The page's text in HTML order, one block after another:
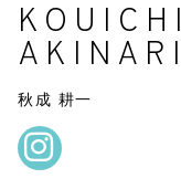
KOUICHI
AKINARI
秋成 耕一